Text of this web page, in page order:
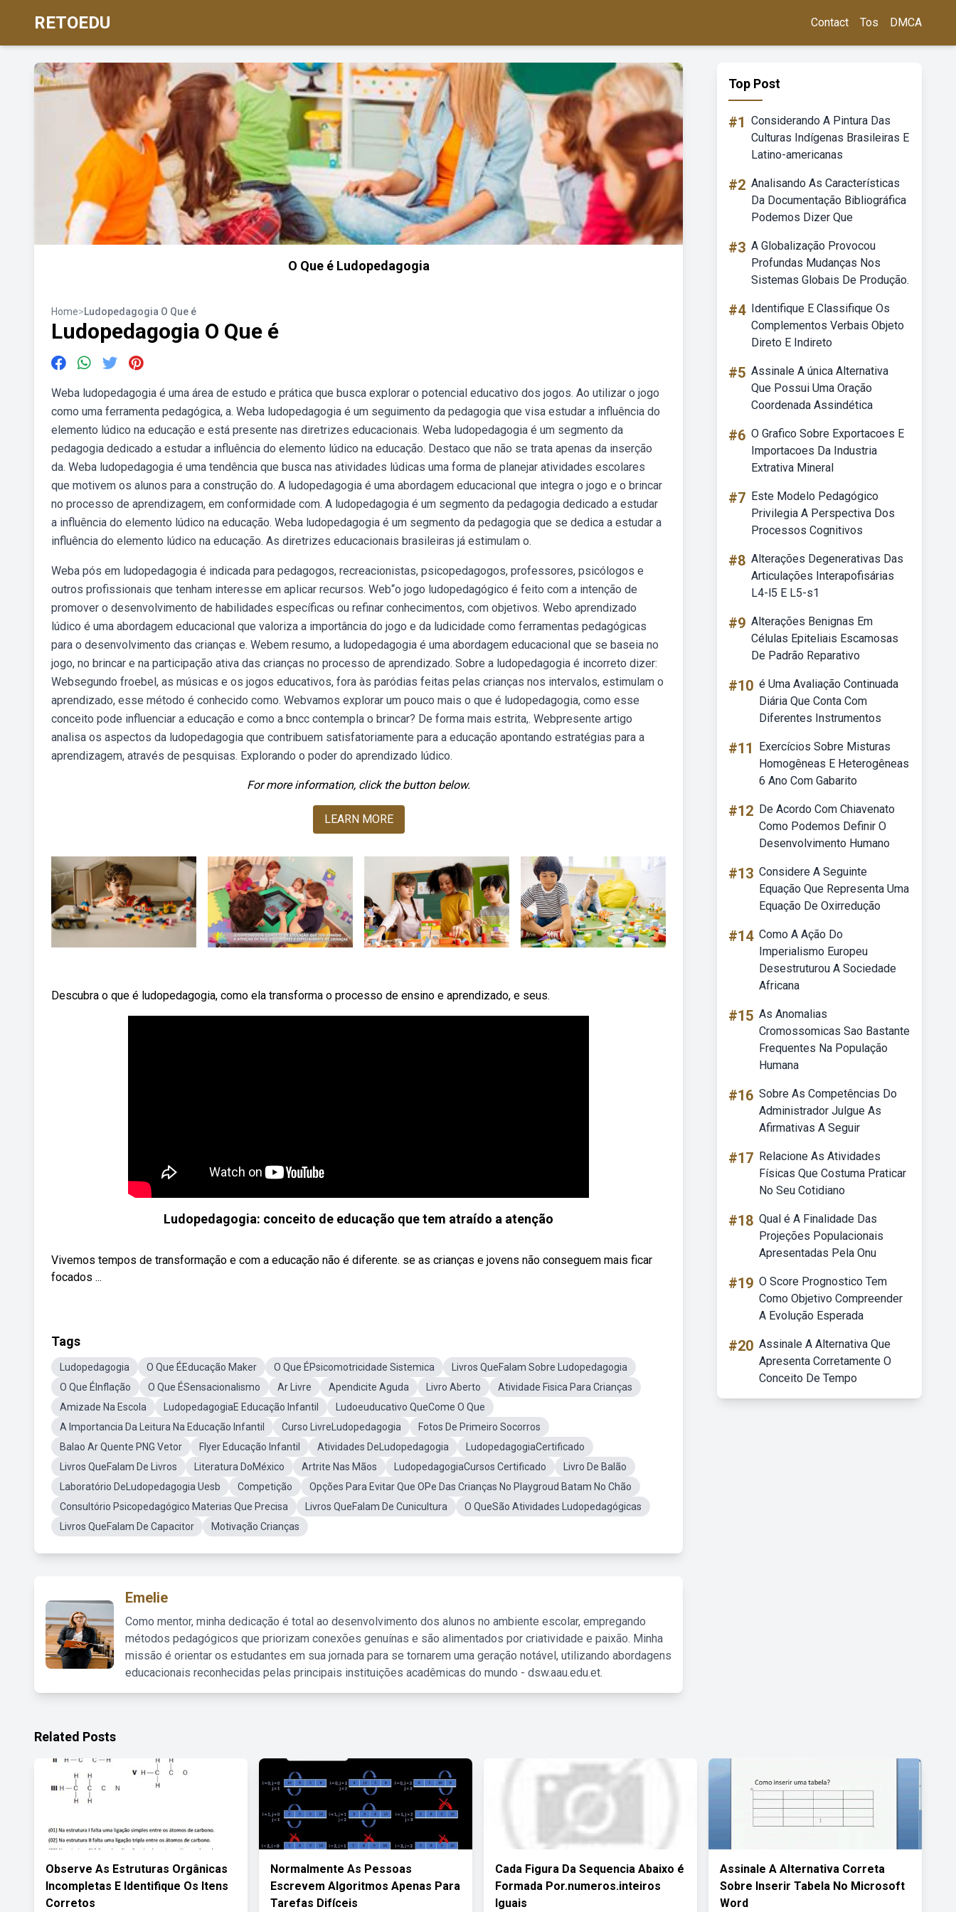
RETOEDU Contact Tos DMCA
O Que é Ludopedagogia
Home>Ludopedagogia O Que é
Ludopedagogia O Que é
Weba ludopedagogia é uma área de estudo e prática que busca explorar o potencial educativo dos jogos. Ao utilizar o jogo
como uma ferramenta pedagógica, a. Weba ludopedagogia é um seguimento da pedagogia que visa estudar a influência do
elemento lúdico na educação e está presente nas diretrizes educacionais. Weba ludopedagogia é um segmento da
pedagogia dedicado a estudar a influência do elemento lúdico na educação. Destaco que não se trata apenas da inserção
da. Weba ludopedagogia é uma tendência que busca nas atividades lúdicas uma forma de planejar atividades escolares
que motivem os alunos para a construção do. A ludopedagogia é uma abordagem educacional que integra o jogo e o brincar
no processo de aprendizagem, em conformidade com. A ludopedagogia é um segmento da pedagogia dedicado a estudar
a influência do elemento lúdico na educação. Weba ludopedagogia é um segmento da pedagogia que se dedica a estudar a
influência do elemento lúdico na educação. As diretrizes educacionais brasileiras já estimulam o.
Weba pós em ludopedagogia é indicada para pedagogos, recreacionistas, psicopedagogos, professores, psicólogos e
outros profissionais que tenham interesse em aplicar recursos. Web“o jogo ludopedagógico é feito com a intenção de
promover o desenvolvimento de habilidades específicas ou refinar conhecimentos, com objetivos. Webo aprendizado
lúdico é uma abordagem educacional que valoriza a importância do jogo e da ludicidade como ferramentas pedagógicas
para o desenvolvimento das crianças e. Webem resumo, a ludopedagogia é uma abordagem educacional que se baseia no
jogo, no brincar e na participação ativa das crianças no processo de aprendizado. Sobre a ludopedagogia é incorreto dizer:
Websegundo froebel, as músicas e os jogos educativos, fora às paródias feitas pelas crianças nos intervalos, estimulam o
aprendizado, esse método é conhecido como. Webvamos explorar um pouco mais o que é ludopedagogia, como esse
conceito pode influenciar a educação e como a bncc contempla o brincar? De forma mais estrita,. Webpresente artigo
analisa os aspectos da ludopedagogia que contribuem satisfatoriamente para a educação apontando estratégias para a
aprendizagem, através de pesquisas. Explorando o poder do aprendizado lúdico.
For more information, click the button below.
LEARN MORE
Descubra o que é ludopedagogia, como ela transforma o processo de ensino e aprendizado, e seus.
Ludopedagogia: conceito de educação que tem atraído a atenção
Vivemos tempos de transformação e com a educação não é diferente. se as crianças e jovens não conseguem mais ficar
focados ...
Tags
Ludopedagogia O Que ÉEducação Maker O Que ÉPsicomotricidade Sistemica
Livros QueFalam Sobre Ludopedagogia
O Que ÉInflação
O Que ÉSensacionalismo Ar Livre Apendicite Aguda Livro Aberto
Atividade Fisica Para Crianças
Amizade Na Escola
LudopedagogiaE Educação Infantil
Ludoeuducativo QueCome O Que
A Importancia Da Leitura Na Educação Infantil
Curso LivreLudopedagogia
Fotos De Primeiro Socorros
Balao Ar Quente PNG Vetor
Flyer Educação Infantil Atividades DeLudopedagogia
LudopedagogiaCertificado
Livros QueFalam De Livros
Literatura DoMéxico Artrite Nas Mãos LudopedagogiaCursos Certificado
Livro De Balão
Laboratório DeLudopedagogia Uesb
Competição
Opções Para Evitar Que OPe Das Crianças No Playgroud Batam No Chão
Consultório Psicopedagógico Materias Que Precisa
Livros QueFalam De Cunicultura
O QueSão Atividades Ludopedagógicas
Livros QueFalam De Capacitor
Motivação Crianças
Emelie
Como mentor, minha dedicação é total ao desenvolvimento dos alunos no ambiente escolar, empregando
métodos pedagógicos que priorizam conexões genuínas e são alimentados por criatividade e paixão. Minha
missão é orientar os estudantes em sua jornada para se tornarem uma geração notável, utilizando abordagens
educacionais reconhecidas pelas principais instituições acadêmicas do mundo - dsw.aau.edu.et.
Top Post
#1 Considerando A Pintura Das
Culturas Indígenas Brasileiras E
Latino-americanas
#2 Analisando As Características
Da Documentação Bibliográfica
Podemos Dizer Que
#3 A Globalização Provocou
Profundas Mudanças Nos
Sistemas Globais De Produção.
#4 Identifique E Classifique Os
Complementos Verbais Objeto
Direto E Indireto
#5 Assinale A única Alternativa
Que Possui Uma Oração
Coordenada Assindética
#6 O Grafico Sobre Exportacoes E
Importacoes Da Industria
Extrativa Mineral
#7 Este Modelo Pedagógico
Privilegia A Perspectiva Dos
Processos Cognitivos
#8 Alterações Degenerativas Das
Articulações Interapofisárias
L4-l5 E L5-s1
#9 Alterações Benignas Em
Células Epiteliais Escamosas
De Padrão Reparativo
#10 é Uma Avaliação Continuada
Diária Que Conta Com
Diferentes Instrumentos
#11
Exercícios Sobre Misturas
Homogêneas E Heterogêneas
6 Ano Com Gabarito
#12 De Acordo Com Chiavenato
Como Podemos Definir O
Desenvolvimento Humano
#13 Considere A Seguinte
Equação Que Representa Uma
Equação De Oxirredução
#14 Como A Ação Do
Imperialismo Europeu
Desestruturou A Sociedade
Africana
#15 As Anomalias
Cromossomicas Sao Bastante
Frequentes Na População
Humana
#16 Sobre As Competências Do
Administrador Julgue As
Afirmativas A Seguir
#17 Relacione As Atividades
Físicas Que Costuma Praticar
No Seu Cotidiano
#18 Qual é A Finalidade Das
Projeções Populacionais
Apresentadas Pela Onu
#19 O Score Prognostico Tem
Como Objetivo Compreender
A Evolução Esperada
#20 Assinale A Alternativa Que
Apresenta Corretamente O
Conceito De Tempo
Related Posts
Observe As Estruturas Orgânicas
Incompletas E Identifique Os Itens
Corretos
Normalmente As Pessoas
Escrevem Algoritmos Apenas Para
Tarefas Difíceis
Cada Figura Da Sequencia Abaixo é
Formada Por.numeros.inteiros
Iguais
Assinale A Alternativa Correta
Sobre Inserir Tabela No Microsoft
Word